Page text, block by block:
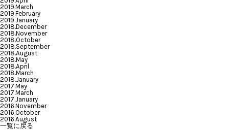
2019.March
2019.February
2019.January
2018.December
2018.November
2018.October
2018.September
2018.August
2018.May
2018.April
2018.March
2018.January
2017.May
2017.March
2017.January
2016.November
2016.October
2016.August
一覧に戻る